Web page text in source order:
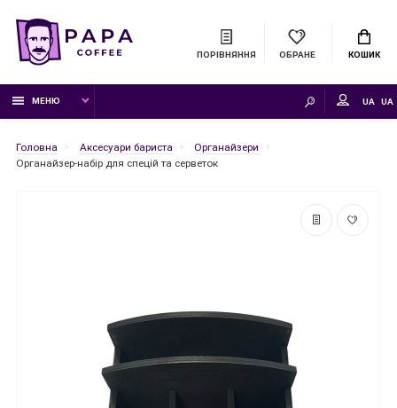
ПОРІВНЯННЯ ОБРАНЕ КОШИК
МЕНЮ UA
Головна Аксесуари бариста
Органайзери
Органайзер-набір для спецій та серветок